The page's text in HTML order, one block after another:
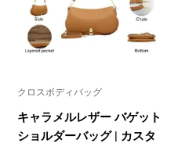
クロスボディバッグ
キャラメルレザー バゲット
ショルダーバッグ | カスタ